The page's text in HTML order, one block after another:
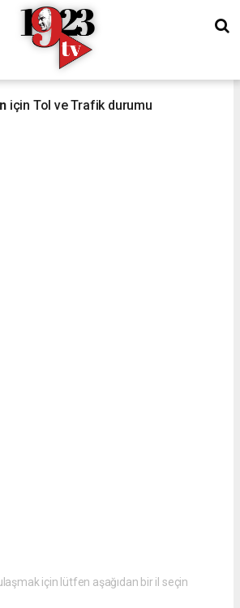
için Tol ve Trafik durumu
için lütfen aşağıdan bir il seçin